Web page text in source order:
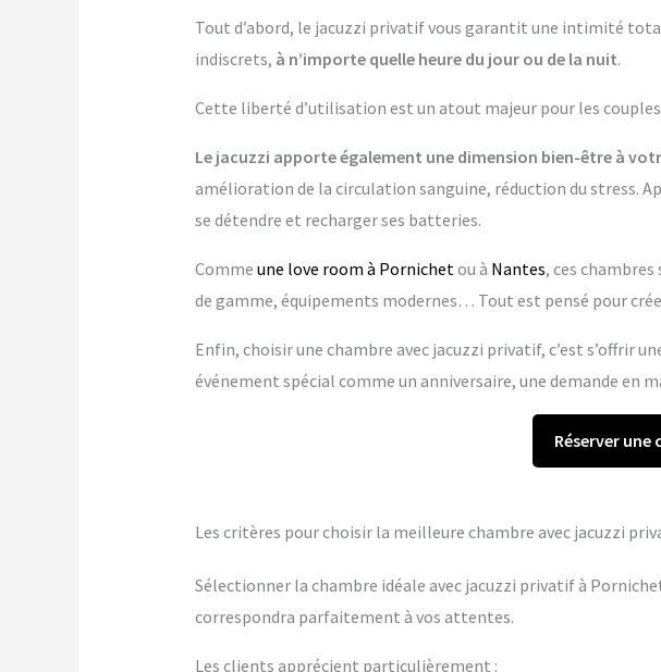
Tout d’abord, le jacuzzi privatif vous garantit une intimité
indiscrets, à n’importe quelle heure du jour ou de la nuit.
Cette liberté d’utilisation est un atout majeur pour les
Le jacuzzi apporte également une dimension bien-être à
amélioration de la circulation sanguine, réduction du stress.
se détendre et recharger ses batteries.
Comme une love room à Pornichetou à Nantes, ces
de gamme, équipements modernes… Tout est pensé pour
Enfin, choisir une chambre avec jacuzzi privatif, c’est s’offrir
événement spécial comme un anniversaire, une demande en
Réserver
Les critères pour choisir la meilleure chambre avec jacuzzi
Sélectionner la chambre idéale avec jacuzzi privatif à
correspondra parfaitement à vos attentes.
Les clients apprécient particulièrement :